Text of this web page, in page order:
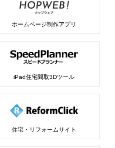
ホームページ制作アプリ
iPad住宅間取3Dツール
住宅・リフォームサイト